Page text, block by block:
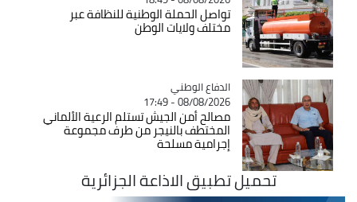
تواصل الحملة الوطنية للنظافة عبر
مختلف ولايات الوطن
Catégorie
الدفاع الوطني
08/08/2026 - 17:49
مصالح أمن الجيش تستلم الرعية الألماني
المختطف بالنيجر من طرف مجموعة
إجرامية مسلحة
تحميل تطبيق الاذاعة الجزائرية